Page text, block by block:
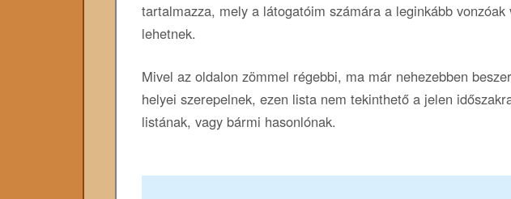
tartalmazza, mely a látogatóim számára a leginkább
lehetnek.
Mivel az oldalon zömmel régebbi, ma már nehezebben
helyei szerepelnek, ezen lista nem tekinthető a jelen
listának, vagy bármi hasonlónak.